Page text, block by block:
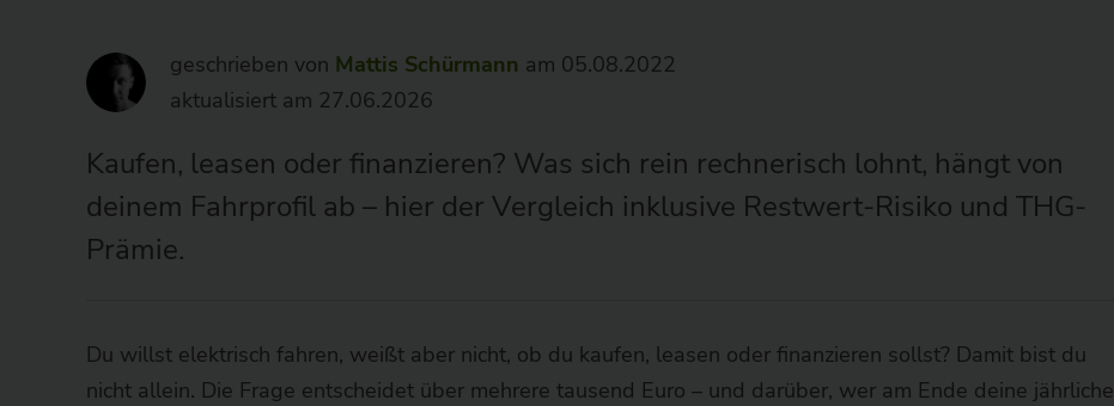
geschrieben von Mattis Schürmann am 05.08.2022
aktualisiert am 27.06.2026
Kaufen, leasen oder finanzieren? Was sich rein rechnerisch lohnt, hängt von
deinem Fahrprofil ab – hier der Vergleich inklusive Restwert-Risiko und THG-
Prämie.
Du willst elektrisch fahren, weißt aber nicht, ob du kaufen, leasen oder finanzieren sollst? Damit bist du
nicht allein. Die Frage entscheidet über mehrere tausend Euro – und darüber, wer am Ende deine jährliche